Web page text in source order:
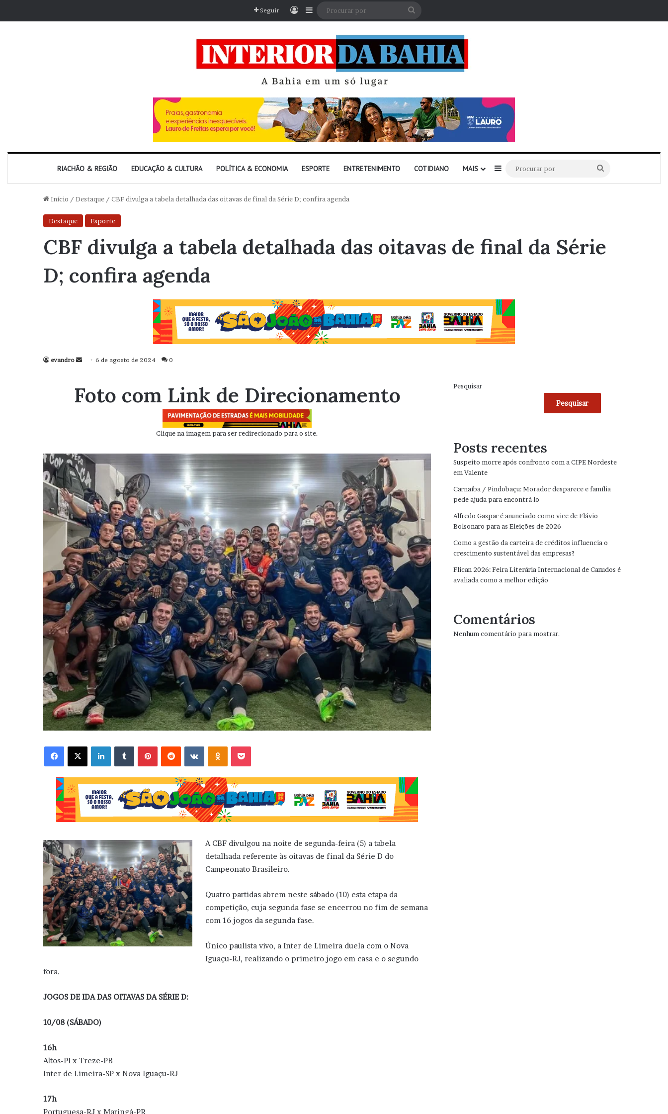
Seguir EntrarBarra Lateral
RIACHÃO & REGIÃO EDUCAÇÃO & CULTURA POLÍTICA & ECONOMIA ESPORTE ENTRETENIMENTO COTIDIANO MAIS Barra Lateral
por
Início / Destaque / CBF divulga a tabela detalhada das oitavas de final da Série D; confira agenda
Destaque Esporte
CBF divulga a tabela detalhada das oitavas de final da Série
D; confira agenda
evandro
Mande
mail
6 de agosto de 2024 0
Foto com Link de Direcionamento
Clique na imagem para ser redirecionado para o site.
Facebook X Linkedin VK OK
A CBF divulgou na noite de segunda-feira (5) a tabela
detalhada referente às oitavas de final da Série D do
Campeonato Brasileiro.
Quatro partidas abrem neste sábado (10) esta etapa da
competição, cuja segunda fase se encerrou no fim de semana
com 16 jogos da segunda fase.
Único paulista vivo, a Inter de Limeira duela com o Nova
Iguaçu-RJ, realizando o primeiro jogo em casa e o segundo
fora.
JOGOS DE IDA DAS OITAVAS DA SÉRIE D:
10/08 (SÁBADO)
16h
Altos-PI x Treze-PB
Inter de Limeira-SP x Nova Iguaçu-RJ
17h
Portuguesa-RJ x Maringá-PR
Pesquisar
Pesquisar
Posts recentes
Suspeito morre após confronto com a CIPE Nordeste
em Valente
Carnaíba / Pindobaçu: Morador desparece e família
pede ajuda para encontrá-lo
Alfredo Gaspar é anunciado como vice de Flávio
Bolsonaro para as Eleições de 2026
Como a gestão da carteira de créditos influencia o
crescimento sustentável das empresas?
Flican 2026: Feira Literária Internacional de Canudos é
avaliada como a melhor edição
Comentários
Nenhum comentário para mostrar.